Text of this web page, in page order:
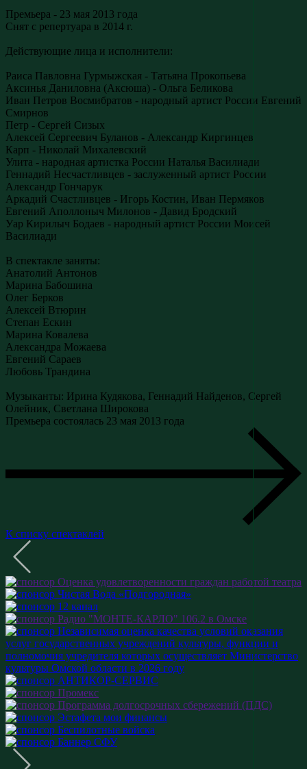
Премьера - 23 мая 2013 года
Снят с репертуара в 2014 г.
Действующие лица и исполнители:
Раиса Павловна Гурмыжская - Татьяна Прокопьева
Аксинья Даниловна (Аксюша) - Ольга Беликова
Иван Петров Восмибратов - народный артист России Евгений
Смирнов
Петр - Сергей Сизых
Алексей Сергеевич Буланов - Александр Киргинцев
Карп - Николай Михалевский
Улита - народная артистка России Наталья Василиади
Геннадий Несчастливцев - заслуженный артист России
Александр Гончарук
Аркадий Счастливцев - Игорь Костин, Иван Пермяков
Евгений Аполлоныч Милонов - Давид Бродский
Уар Кирилыч Бодаев - народный артист России Моисей
Василиади
В спектакле заняты:
Анатолий Антонов
Марина Бабошина
Олег Берков
Алексей Втюрин
Степан Ескин
Марина Ковалева
Александра Можаева
Евгений Сараев
Любовь Трандина
Музыканты: Ирина Кудякова, Геннадий Найденов, Сергей
Олейник, Светлана Широкова
Премьера состоялась 23 мая 2013 года
К списку спектаклей